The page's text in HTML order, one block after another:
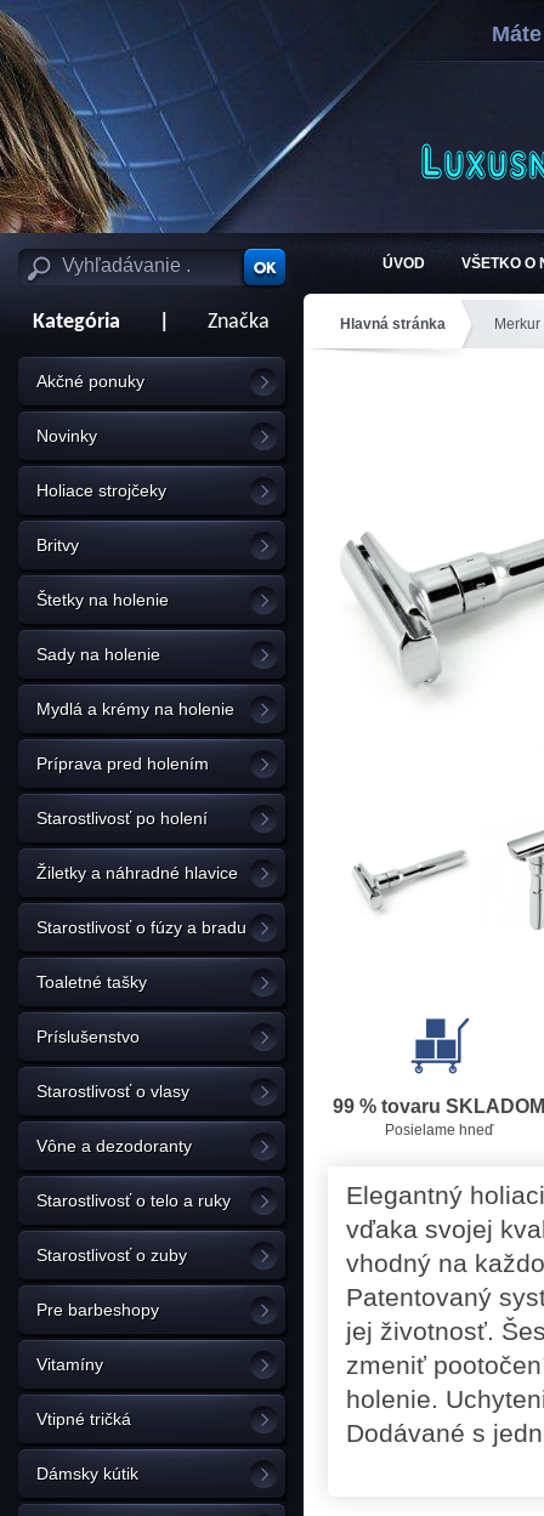
ÚVOD VŠETKO O
Kategória Značka
Akčné ponuky
Novinky
Holiace strojčeky
Britvy
Štetky na holenie
Sady na holenie
Mydlá a krémy na holenie
Príprava pred holením
Starostlivosť po holení
Žiletky a náhradné hlavice
Starostlivosť o fúzy a bradu
Toaletné tašky
Príslušenstvo
Starostlivosť o vlasy
Vône a dezodoranty
Starostlivosť o telo a ruky
Starostlivosť o zuby
Pre barbeshopy
Vitamíny
Vtipné tričká
Dámsky kútik
Hlavná stránka
99 % tovaru SKLADOM
Posielame hneď
Elegantný
vďaka svojej
vhodný na
Patentovaný
jej životnosť.
zmeniť
holenie.
Dodávané s